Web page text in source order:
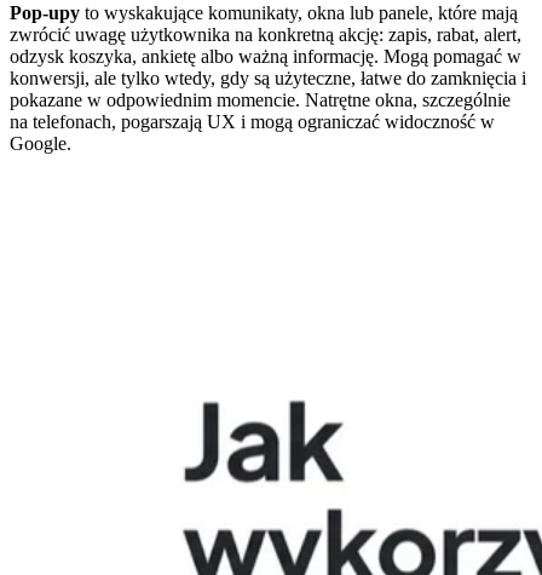
Pop-upy to wyskakujące komunikaty, okna lub panele, które mają
zwrócić uwagę użytkownika na konkretną akcję: zapis, rabat, alert,
odzysk koszyka, ankietę albo ważną informację. Mogą pomagać w
konwersji, ale tylko wtedy, gdy są użyteczne, łatwe do zamknięcia i
pokazane w odpowiednim momencie. Natrętne okna, szczególnie
na telefonach, pogarszają UX i mogą ograniczać widoczność w
Google.